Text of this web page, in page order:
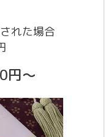
れた場合
円～